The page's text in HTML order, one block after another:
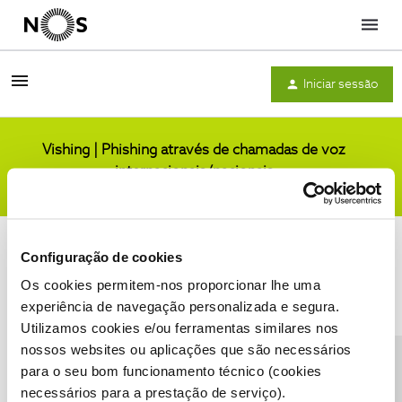
Configuração de cookies
Os cookies permitem-nos proporcionar lhe uma
experiência de navegação personalizada e segura.
Utilizamos cookies e/ou ferramentas similares nos
nossos websites ou aplicações que são necessários
para o seu bom funcionamento técnico (cookies
necessários para a prestação de serviço).
Menu
Iniciar sessão
Vishing | Phishing através de chamadas de voz
internacionais/nacionais
Condições do Fórum NOS Accessibility statement